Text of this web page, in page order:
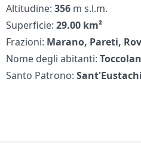
Altitudine:356 m s.l.m.
Superficie:29.00 km²
Frazioni: Marano, Pareti,
Nome degli abitanti:
Santo Patrono: